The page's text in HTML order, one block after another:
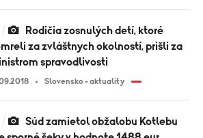
za zvláštnych okolností, prišli za
spravodlivosti
Slovensko - aktuality